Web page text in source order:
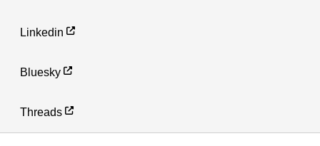
Linkedin
Bluesky
Threads